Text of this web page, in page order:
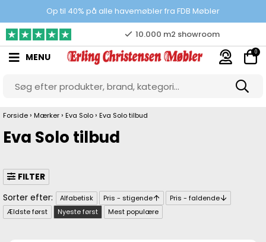
Op til 40% på alle havemøbler fra FDB Møbler
100% danskejet webshop
Prisgaranti
10.000 m2 showroom
Gratis & gode parkeringsforhold
MENU 0
Forside › Mærker › Eva Solo › Eva Solo tilbud
Eva Solo tilbud
FILTER
Alfabetisk Pris - stigende
Pris - faldende
Ældste først
Nyeste først Mest populære